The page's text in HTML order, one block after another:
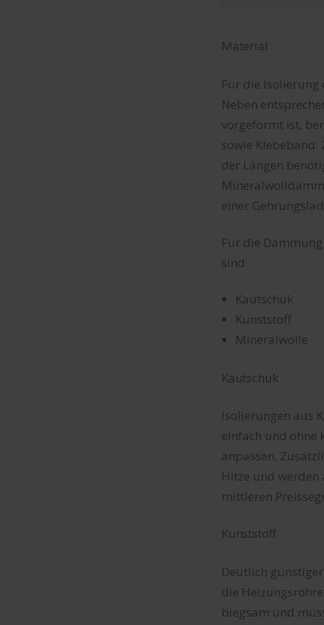
Material
Für die Isolierung
Neben
vorgeformt ist,
sowie
der Längen
einer
Für die
sind
Kautschuk
Kunststoff
Mineralwolle
Kautschuk
Isolierungen aus
einfach und ohne
anpassen.
Hitze und werden
mittleren
Kunststoff
Deutlich
die
biegsam und